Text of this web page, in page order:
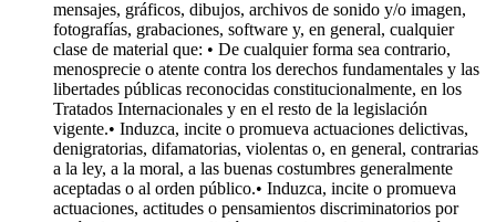
mensajes, gráficos, dibujos, archivos de sonido y/o imagen,
fotografías, grabaciones, software y, en general, cualquier
clase de material que: • De cualquier forma sea contrario,
menosprecie o atente contra los derechos fundamentales y las
libertades públicas reconocidas constitucionalmente, en los
Tratados Internacionales y en el resto de la legislación
vigente.• Induzca, incite o promueva actuaciones delictivas,
denigratorias, difamatorias, violentas o, en general, contrarias
a la ley, a la moral, a las buenas costumbres generalmente
aceptadas o al orden público.• Induzca, incite o promueva
actuaciones, actitudes o pensamientos discriminatorios por